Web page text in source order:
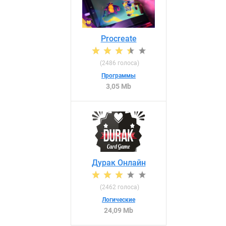
Procreate
(2486 голоса)
Программы
3,05 Mb
Дурак Онлайн
(2462 голоса)
Логические
24,09 Mb